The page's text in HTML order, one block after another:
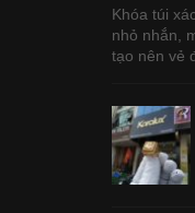
Khóa túi
nhỏ nhắn,
tạo nên vẻ